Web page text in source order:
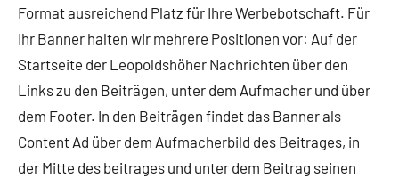
Format ausreichend Platz für Ihre Werbebotschaft. Für
Ihr Banner halten wir mehrere Positionen vor: Auf der
Startseite der Leopoldshöher Nachrichten über den
Links zu den Beiträgen, unter dem Aufmacher und über
dem Footer. In den Beiträgen findet das Banner als
Content Ad über dem Aufmacherbild des Beitrages, in
der Mitte des beitrages und unter dem Beitrag seinen